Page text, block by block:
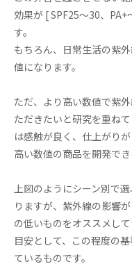
効果が [ SPF25～30、
す。
もちろん、日常生活の紫
値になります。
ただ、より高い数値で紫
ただきたいと研究を重ね
は感触が良く、仕上がり
高い数値の商品を開発でき
上図のようにシーン別で
りますが、紫外線の影響
の低いものをオススメし
目安として、この程度の
ているものです。